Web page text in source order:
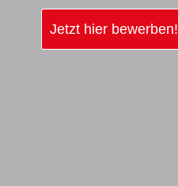
Jetzt hier bewerben!